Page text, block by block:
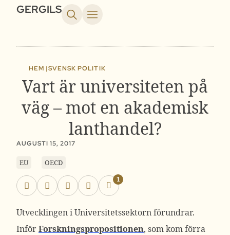
GERGILS
HEM |SVENSK POLITIK
Vart är universiteten på
väg – mot en akademisk
lanthandel?
AUGUSTI 15, 2017
EU OECD
1
Utvecklingen i Universitetssektorn förundrar.
InförForskningspropositionen, som kom förra